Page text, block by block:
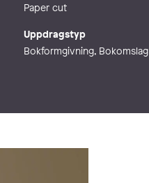
Paper cut
Uppdragstyp
Bokformgivning, Bokomslag